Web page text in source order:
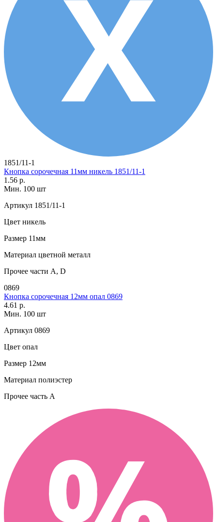
1851/11-1
Кнопка сорочечная 11мм никель 1851/11-1
1.56 р.
Мин. 100 шт
Артикул 1851/11-1
Цвет никель
Размер 11мм
Материал цветной металл
Прочее части А, D
0869
Кнопка сорочечная 12мм опал 0869
4.61 р.
Мин. 100 шт
Артикул 0869
Цвет опал
Размер 12мм
Материал полиэстер
Прочее часть A